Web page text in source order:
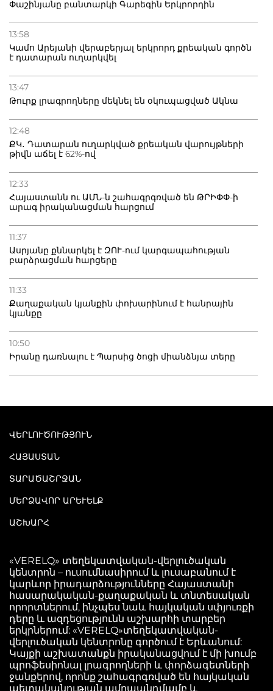
Փաշինյանը բանտարկի Գարեգին Երկրորդին
13:58
Կամո Արեյանի վերաբերյալ երկրորդ քրեական գործն
է դատարան ուղարկվել
13:47
Թուրք լրագրողները մեկնել են օկուպացված Ակնա
12:48
ՔԿ․ Դատարան ուղարկված քրեական վարույթների
թիվն աճել է 62%-ով
12:33
Հայաստանն ու ԱՄՆ-ն շահագրգռված են ԹՐԻՓՓ-ի
արագ իրականացման հարցում
11:37
Ասրյանը քննարկել է ԶՈՒ-ում կարգապահության
բարձրացման հարցերը
11:33
Քաղաքական կյանքին փոխարինում է հանրային
կյանքը
10:50
Իրանը դառնալու է Պարսից ծոցի միանձնյա տերը
ՎԵՐԼՈՒԾՈՒԹՅՈՒՆ
ՀԱՅԱՍՏԱՆ
ՏԱՐԱԾԱՇՐՋԱՆ
ՄԵՐՁԱՎՈՐ ԱՐԵՒԵԼՔ
ԱՇԽԱՐՀ
«VERELQ» տեղեկատվական-վերլուծական
կենտրոն – ուսումնասիրում և լուսաբանում է
կարևոր իրադարձությունները Հայաստանի
հասարակական-քաղաքական և տնտեսական
որորտներում, ինչպես նաև հայկական սփյուռքի
դերը և ազդեցությունն աշխարհի տարբեր
երկրներում: «VERELQ»տեղեկատվական-
վերլուծական կենտրոնը գործում է Երևանում:
Կայքի աշխատանքն իրականացվում է մի խումբ
պրոֆեսիոնալ լրագրողների և փորձագետների
ջանքերով, որոնք շահագրգռված են հայկական
պետականության ամրապնդմամբ և